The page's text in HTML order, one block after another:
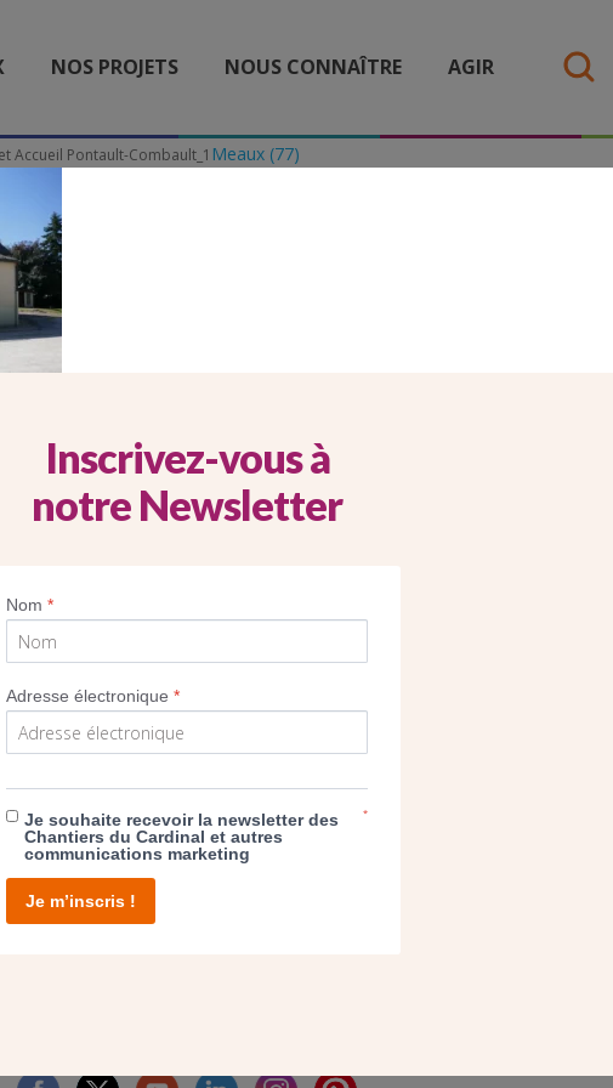
NOS PROJETS NOUS CONNAÎTRE AGIR
Meaux (77)
Accueil Pontault-Combault_1
PONTAULT-COMBAULT_1
Imprimer
Inscrivez-vous à
notre Newsletter
Nom*
Adresse électronique*
Je souhaite recevoir la newsletter des
Chantiers du Cardinal et autres
communications marketing
*
Je m’inscris !